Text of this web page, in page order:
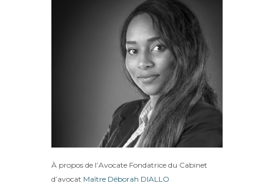
À propos de l’Avocate Fondatrice du Cabinet
d’avocat Maître Déborah DIALLO